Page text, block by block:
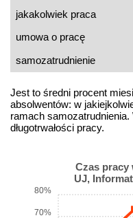
jakakolwiek praca
umowa o pracę
samo­zatrudnienie
Jest to średni procent
absolwentów: w
ramach
długotrwałości pracy.
Czas pracy
UJ,
70%
80%